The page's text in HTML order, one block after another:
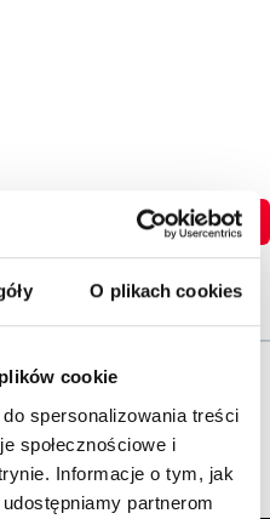
O plikach cookies
cookie
spersonalizowania treści
społecznościowe i
Informacje o tym, jak
partnerom
hasła?
Dołącz do Strefy Wiedzy